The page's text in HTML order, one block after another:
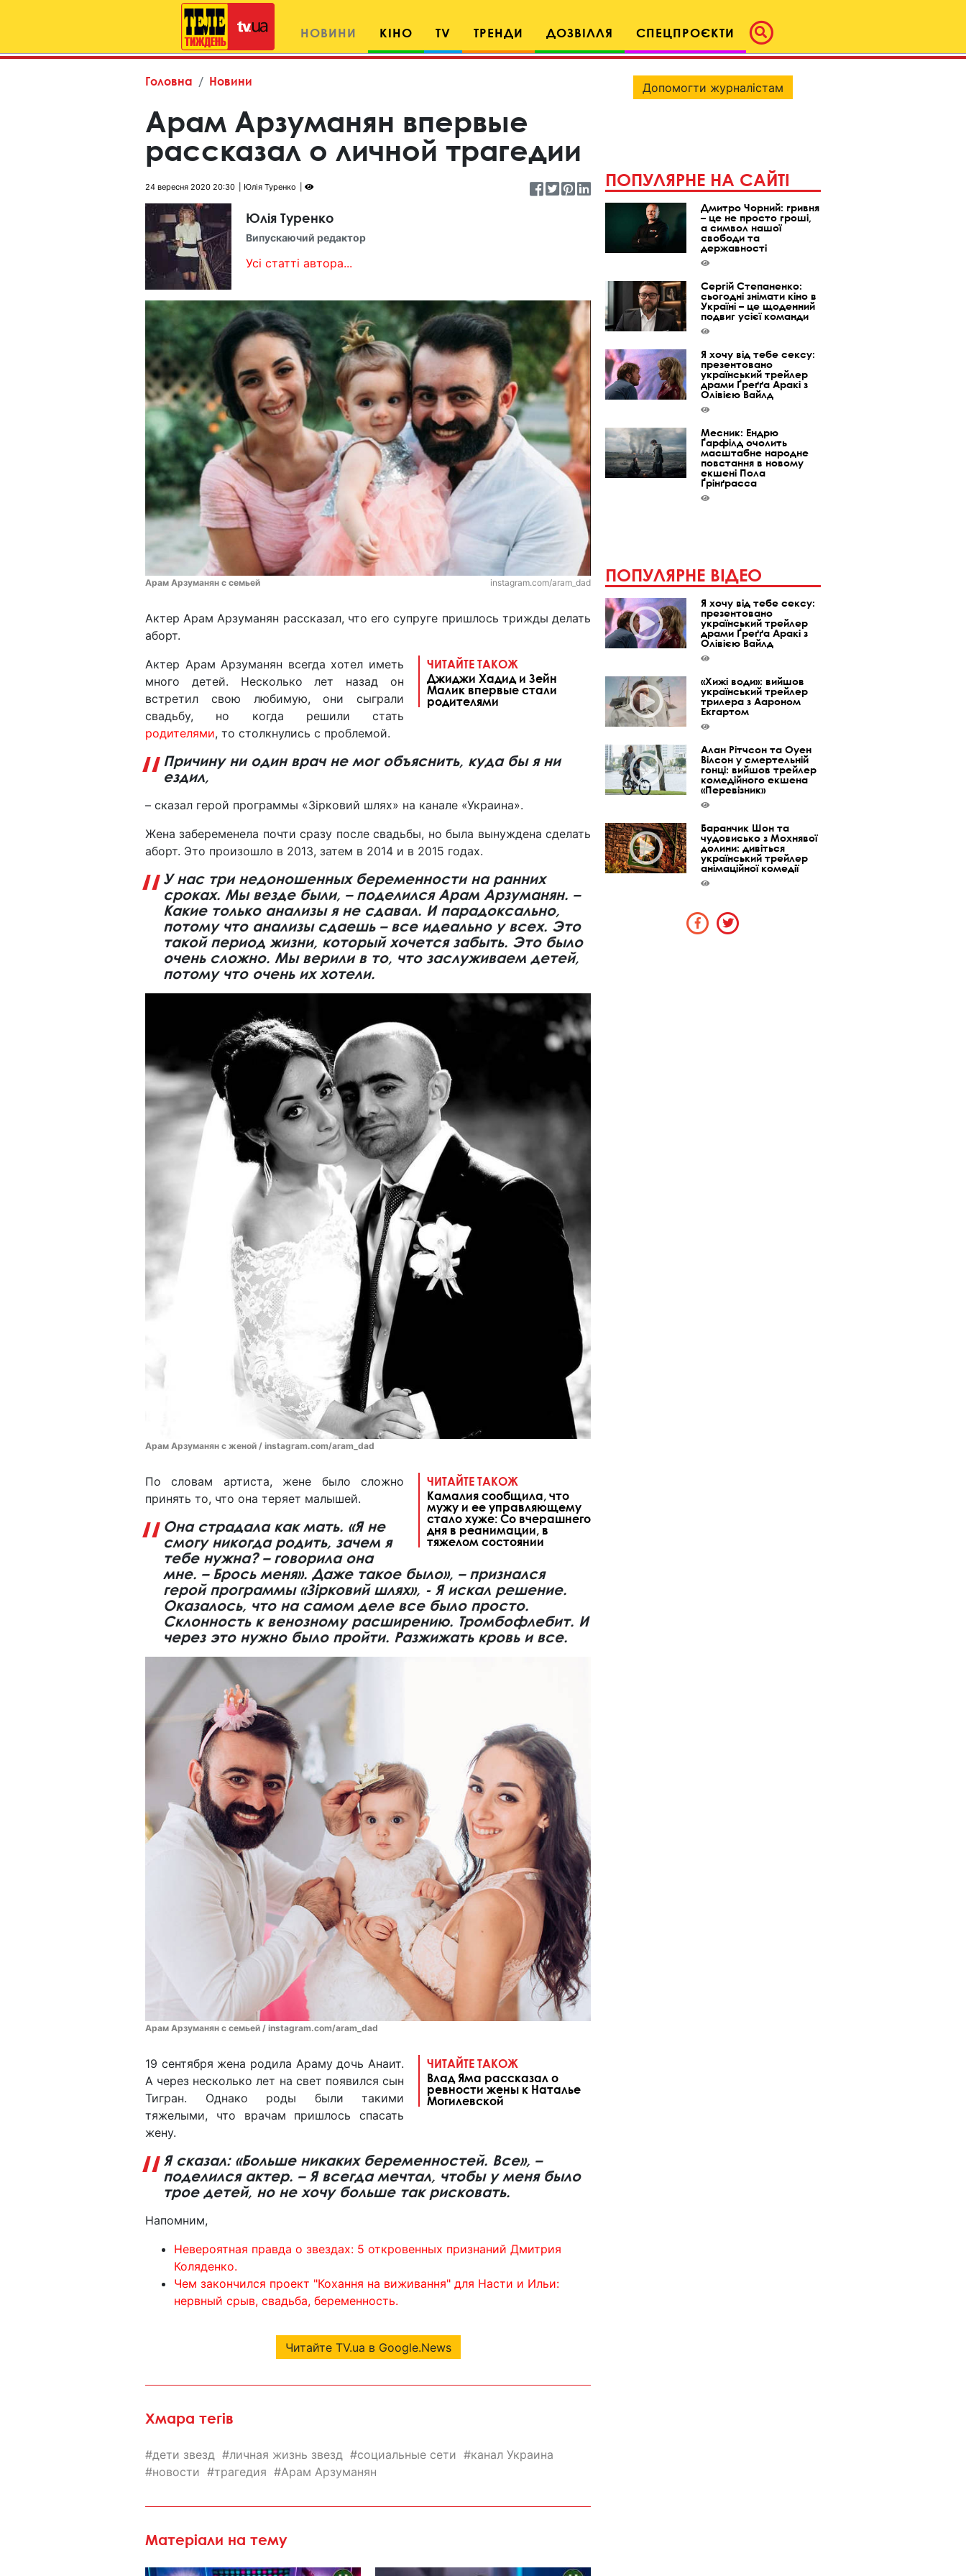
НОВИНИ КІНО TV ТРЕНДИ ДОЗВІЛЛЯ СПЕЦПРОЄКТИ
Головна Новини
Арам Арзуманян впервые
рассказал о личной трагедии
24 вересня 2020 20:30 Юлія Туренко
Юлія Туренко
Випускаючий редактор
Усі статті автора...
Арам Арзуманян с семьей instagram.com/aram_dad
Актер Арам Арзуманян рассказал, что его супруге пришлось трижды делать
аборт.
ЧИТАЙТЕ ТАКОЖ
Джиджи Хадид и Зейн
Малик впервые стали
родителями
Актер Арам Арзуманян всегда хотел иметь
много детей. Несколько лет назад он
встретил свою любимую, они сыграли
свадьбу, но когда решили стать
родителями, то столкнулись с проблемой.
Причину ни один врач не мог объяснить, куда бы я ни
ездил,
– сказал герой программы «Зірковий шлях» на канале «Украина».
Жена забеременела почти сразу после свадьбы, но была вынуждена сделать
аборт. Это произошло в 2013, затем в 2014 и в 2015 годах.
У нас три недоношенных беременности на ранних
сроках. Мы везде были, – поделился Арам Арзуманян. –
Какие только анализы я не сдавал. И парадоксально,
потому что анализы сдаешь – все идеально у всех. Это
такой период жизни, который хочется забыть. Это было
очень сложно. Мы верили в то, что заслуживаем детей,
потому что очень их хотели.
Арам Арзуманян с женой / instagram.com/aram_dad
ЧИТАЙТЕ ТАКОЖ
Камалия сообщила, что
мужу и ее управляющему
стало хуже: Со вчерашнего
дня в реанимации, в
тяжелом состоянии
По словам артиста, жене было сложно
принять то, что она теряет малышей.
Она страдала как мать. «Я не
смогу никогда родить, зачем я
тебе нужна? – говорила она
мне. – Брось меня». Даже такое было», – признался
герой программы «Зірковий шлях», - Я искал решение.
Оказалось, что на самом деле все было просто.
Склонность к венозному расширению. Тромбофлебит. И
через это нужно было пройти. Разжижать кровь и все.
Арам Арзуманян с семьей / instagram.com/aram_dad
ЧИТАЙТЕ ТАКОЖ
Влад Яма рассказал о
ревности жены к Наталье
Могилевской
19 сентября жена родила Араму дочь Анаит.
А через несколько лет на свет появился сын
Тигран. Однако роды были такими
тяжелыми, что врачам пришлось спасать
жену.
Я сказал: «Больше никаких беременностей. Все», –
поделился актер. – Я всегда мечтал, чтобы у меня было
трое детей, но не хочу больше так рисковать.
Напомним,
Невероятная правда о звездах: 5 откровенных признаний Дмитрия
Коляденко.
Чем закончился проект "Кохання на виживання" для Насти и Ильи:
нервный срыв, свадьба, беременность.
Читайте TV.ua в Google.News
Хмара тегів
дети звезд личная жизнь звезд социальные сети
канал Украина
новости
трагедия Арам Арзуманян
Матеріали на тему
Допомогти журналістам
ПОПУЛЯРНЕ НА САЙТІ
Дмитро Чорний: гривня
– це не просто гроші,
а символ нашої
свободи та
державності
Сергій Степаненко:
сьогодні знімати кіно в
Україні – це щоденний
подвиг усієї команди
Я хочу від тебе сексу:
презентовано
український трейлер
драми Ґреґґа Аракі з
Олівією Вайлд
Месник: Ендрю
Ґарфілд очолить
масштабне народне
повстання в новому
екшені Пола
Ґрінґрасса
ПОПУЛЯРНЕ ВІДЕО
Я хочу від тебе сексу:
презентовано
український трейлер
драми Ґреґґа Аракі з
Олівією Вайлд
«Хижі води»: вийшов
український трейлер
трилера з Аароном
Екгартом
Алан Рітчсон та Оуен
Вілсон у смертельній
гонці: вийшов трейлер
комедійного екшена
«Перевізник»
Баранчик Шон та
чудовисько з Мохнявої
долини: дивіться
український трейлер
анімаційної комедії